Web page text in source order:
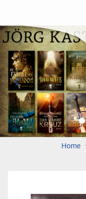
InhaltVorherige
Home